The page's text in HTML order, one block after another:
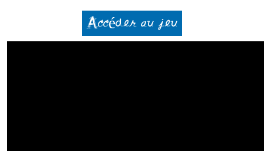
Accéder au jeu